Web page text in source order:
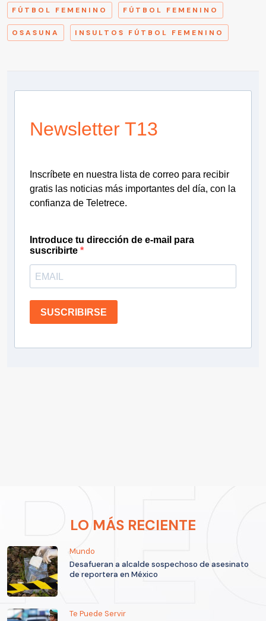
FÚTBOL FEMENINO FÚTBOL FEMENINO
OSASUNA INSULTOS FÚTBOL FEMENINO
Newsletter T13
Inscríbete en nuestra lista de correo para recibir
gratis las noticias más importantes del día, con la
confianza de Teletrece.
Introduce tu dirección de e-mail para
suscribirte
SUSCRIBIRSE
LO MÁS RECIENTE
Mundo
Desafueran a alcalde sospechoso de asesinato
de reportera en México
Te Puede Servir